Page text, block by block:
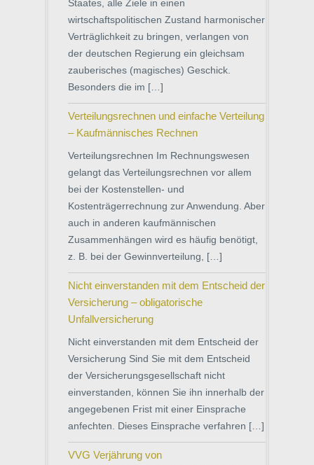
Staates, alle Ziele in einen
wirtschaftspolitischen Zustand harmonischer
Verträglichkeit zu bringen, verlangen von
der deutschen Regierung ein gleichsam
zauberisches (magisches) Geschick.
Besonders die im […]
Verteilungsrechnen und einfache Verteilung
– Kaufmännisches Rechnen
Verteilungsrechnen Im Rechnungswesen
gelangt das Verteilungsrechnen vor allem
bei der Kostenstellen- und
Kostenträgerrechnung zur Anwendung. Aber
auch in anderen kaufmännischen
Zusammenhängen wird es häufig benötigt,
z. B. bei der Gewinnverteilung, […]
Nicht einverstanden mit dem Entscheid der
Versicherung – obligatorische
Unfallversicherung
Nicht einverstanden mit dem Entscheid der
Versicherung Sind Sie mit dem Entscheid
der Versicherungsgesellschaft nicht
einverstanden, können Sie ihn innerhalb der
angegebenen Frist mit einer Einsprache
anfechten. Dieses Einsprache verfahren […]
VVG Verjährung von